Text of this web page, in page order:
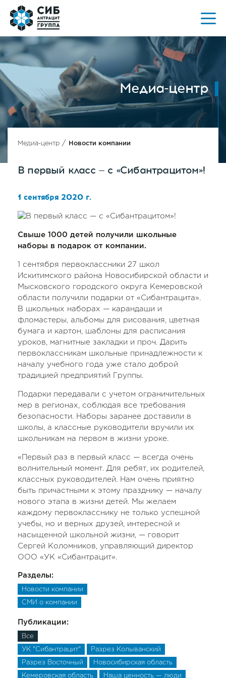
Медиа-центр
Медиа-центр / Новости компании
В первый класс — с «Сибантрацитом»!
1 сентября 2020 г.
Свыше 1000 детей получили школьные
наборы в подарок от компании.
1 сентября первоклассники 27 школ
Искитимского района Новосибирской области и
Мысковского городского округа Кемеровской
области получили подарки от «Сибантрацита».
В школьных наборах — карандаши и
фломастеры, альбомы для рисования, цветная
бумага и картон, шаблоны для расписания
уроков, магнитные закладки и проч. Дарить
первоклассникам школьные принадлежности к
началу учебного года уже стало доброй
традицией предприятий Группы.
Подарки передавали с учетом ограничительных
мер в регионах, соблюдая все требования
безопасности. Наборы заранее доставили в
школы, а классные руководители вручили их
школьникам на первом в жизни уроке.
«Первый раз в первый класс — всегда очень
волнительный момент. Для ребят, их родителей,
классных руководителей. Нам очень приятно
быть причастными к этому празднику — началу
нового этапа в жизни детей. Мы желаем
каждому первокласснику не только успешной
учебы, но и верных друзей, интересной и
насыщенной школьной жизни, — говорит
Сергей Коломников, управляющий директор
ООО «УК «Сибантрацит».
Разделы:
Новости компании
СМИ о компании
Публикации:
Все
УК "Сибантрацит" Разрез Колыванский
Разрез Восточный Новосибирская область
Кемеровская область Наша ценность — люди